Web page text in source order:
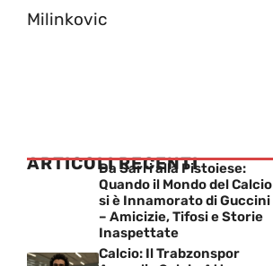
Milinkovic
ARTICOLI RECENTI
Da Sarri alla Pistoiese:
Quando il Mondo del Calcio
si è Innamorato di Guccini
– Amicizie, Tifosi e Storie
Inaspettate
Calcio: Il Trabzonspor